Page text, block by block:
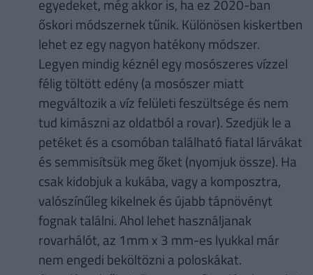
egyedeket, még akkor is, ha ez 2020-ban
őskori módszernek tűnik. Különösen kiskertben
lehet ez egy nagyon hatékony módszer.
Legyen mindig kéznél egy mosószeres vízzel
félig töltött edény (a mosószer miatt
megváltozik a víz felületi feszültsége és nem
tud kimászni az oldatból a rovar). Szedjük le a
petéket és a csomóban található fiatal lárvákat
és semmisítsük meg őket (nyomjuk össze). Ha
csak kidobjuk a kukába, vagy a komposztra,
valószínűleg kikelnek és újabb tápnövényt
fognak találni. Ahol lehet használjanak
rovarhálót, az 1mm x 3 mm-es lyukkal már
nem engedi beköltözni a poloskákat.